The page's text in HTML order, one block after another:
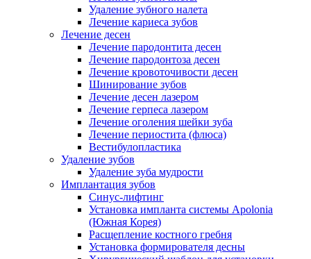
Удаление зубного налета
Лечение кариеса зубов
Лечение десен
Лечение пародонтита десен
Лечение пародонтоза десен
Лечение кровоточивости десен
Шинирование зубов
Лечение десен лазером
Лечение герпеса лазером
Лечение оголения шейки зуба
Лечение периостита (флюса)
Вестибулопластика
Удаление зубов
Удаление зуба мудрости
Имплантация зубов
Синус-лифтинг
Установка импланта системы Apolonia
(Южная Корея)
Расщепление костного гребня
Установка формирователя десны